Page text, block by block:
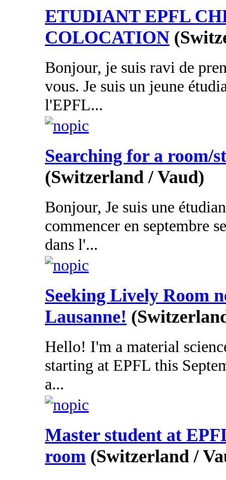
ETUDIANT EPFL
COLOCATION
Bonjour, je suis ravi de
vous. Je suis un jeune
l'EPFL...
Searching for a room/
(Switzerland / Vaud)
Bonjour, Je suis une
commencer en septembre
dans l'...
Seeking Lively Room
Lausanne!
Hello! I'm a material
starting at EPFL this
a...
Master student at
room (Switzerland /